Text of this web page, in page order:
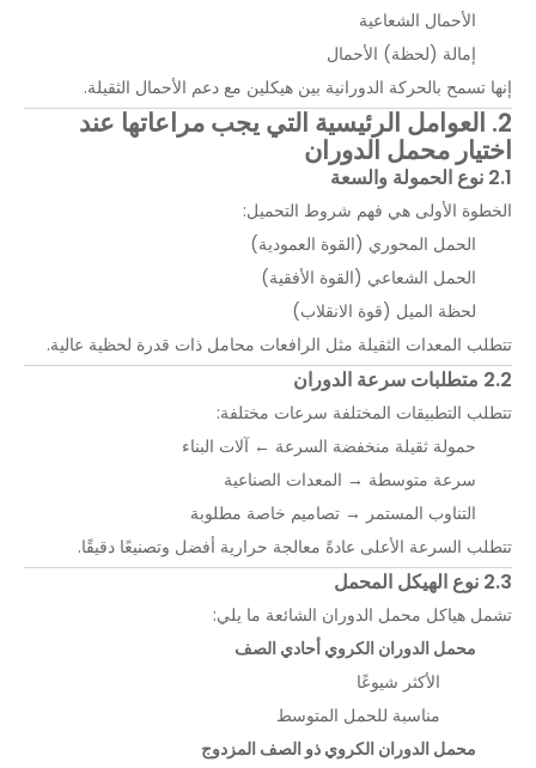
الأحمال الشعاعية
إمالة (لحظة) الأحمال
إنها تسمح بالحركة الدورانية بين هيكلين مع دعم الأحمال الثقيلة.
2. العوامل الرئيسية التي يجب مراعاتها عند
اختيار محمل الدوران
2.1 نوع الحمولة والسعة
الخطوة الأولى هي فهم شروط التحميل:
الحمل المحوري (القوة العمودية)
الحمل الشعاعي (القوة الأفقية)
لحظة الميل (قوة الانقلاب)
تتطلب المعدات الثقيلة مثل الرافعات محامل ذات قدرة لحظية عالية.
2.2 متطلبات سرعة الدوران
تتطلب التطبيقات المختلفة سرعات مختلفة:
حمولة ثقيلة منخفضة السرعة ← آلات البناء
سرعة متوسطة → المعدات الصناعية
التناوب المستمر → تصاميم خاصة مطلوبة
تتطلب السرعة الأعلى عادةً معالجة حرارية أفضل وتصنيعًا دقيقًا.
2.3 نوع الهيكل المحمل
تشمل هياكل محمل الدوران الشائعة ما يلي:
محمل الدوران الكروي أحادي الصف
الأكثر شيوعًا
مناسبة للحمل المتوسط
محمل الدوران الكروي ذو الصف المزدوج